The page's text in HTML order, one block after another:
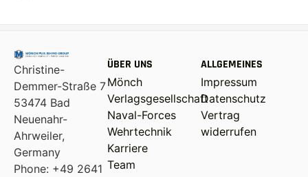
Christine-
Demmer-Straße 7
53474 Bad
Neuenahr-
Ahrweiler,
Germany
Phone: +49 2641
ÜBER UNS
Mönch
Verlagsgesellschaft
Naval-Forces
Wehrtechnik
Karriere
Team
ALLGEMEINES
Impressum
Datenschutz
Vertrag
widerrufen